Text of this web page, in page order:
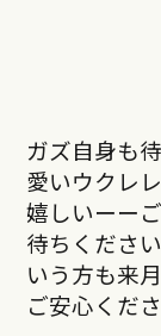
ガズ自身も
愛いウクレ
嬉しいーー
待ちくださ
いう方も来
ご安心くださ